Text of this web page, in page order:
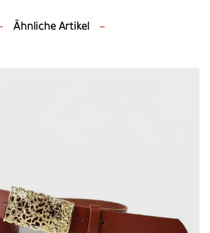
Ähnliche Artikel